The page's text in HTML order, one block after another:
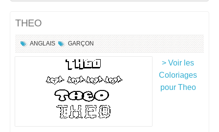
THEO
ANGLAIS GARÇON
> Voir les
Coloriages
pour Theo